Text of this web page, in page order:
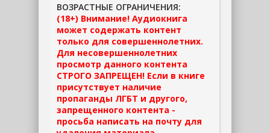
ВОЗРАСТНЫЕ ОГРАНИЧЕНИЯ:
(18+) Внимание! Аудиокнига
может содержать контент
только для совершеннолетних.
Для несовершеннолетних
просмотр данного контента
СТРОГО ЗАПРЕЩЕН! Если в книге
присутствует наличие
пропаганды ЛГБТ и другого,
запрещенного контента -
просьба написать на почту для